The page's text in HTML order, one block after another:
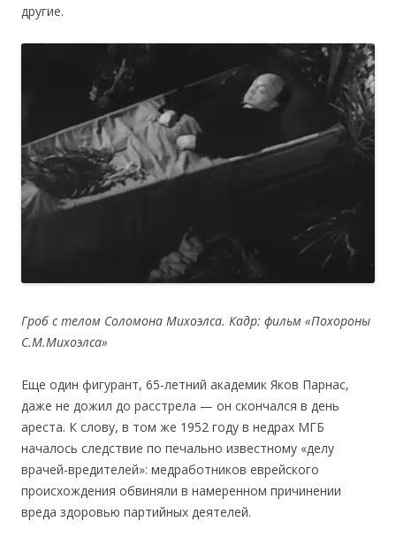
другие.
Гроб с телом Соломона Михоэлса. Кадр: фильм «Похороны
С.М.Михоэлса»
Еще один фигурант, 65-летний академик Яков Парнас,
даже не дожил до расстрела — он скончался в день
ареста. К слову, в том же 1952 году в недрах МГБ
началось следствие по печально известному «делу
врачей-вредителей»: медработников еврейского
происхождения обвиняли в намеренном причинении
вреда здоровью партийных деятелей.